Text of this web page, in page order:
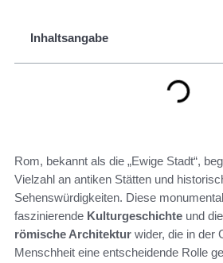
Inhaltsangabe
Rom, bekannt als die „Ewige Stadt“,
Vielzahl an antiken Stätten und
Sehenswürdigkeiten. Diese
faszinierende Kulturgeschichte und
römische Architektur wider, die in der
Menschheit eine entscheidende Rolle